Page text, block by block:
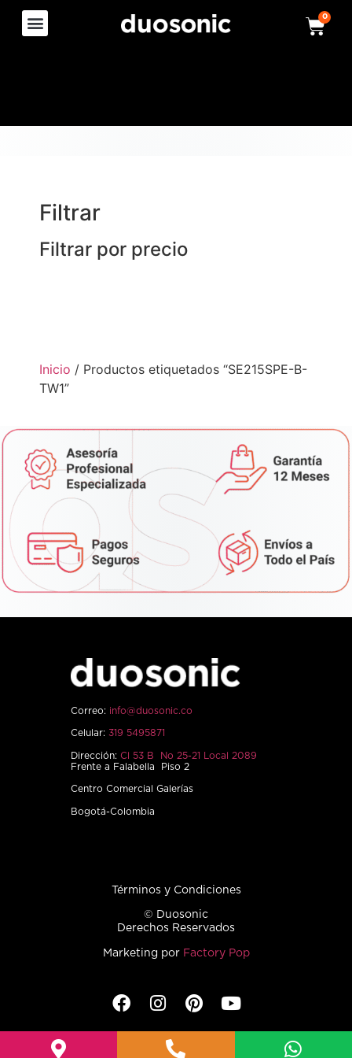
0
Filtrar
Filtrar por precio
Inicio / Productos etiquetados “SE215SPE-B-
TW1”
Correo: info@duosonic.co
Celular: 319 5495871
Dirección: Cl 53 B No 25-21 Local 2089
Frente a Falabella Piso 2
Centro Comercial Galerías
Bogotá-Colombia
Términos y Condiciones
© Duosonic
Derechos Reservados
Marketing por Factory Pop